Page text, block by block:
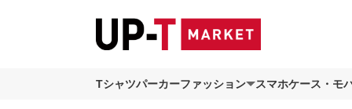
Tシャツパーカーファッション スマホケース・モ